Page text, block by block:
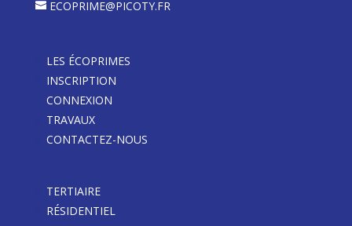
ECOPRIME@PICOTY.FR
LES ÉCOPRIMES
INSCRIPTION
CONNEXION
TRAVAUX
CONTACTEZ-NOUS
TERTIAIRE
RÉSIDENTIEL